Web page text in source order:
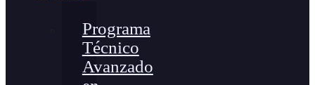
Programa
Técnico
Avanzado